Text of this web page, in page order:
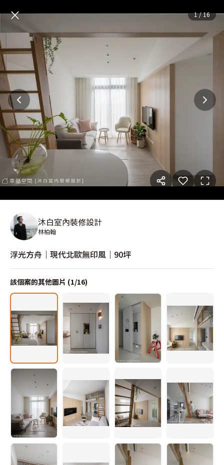
浮光方舟｜現代北歐無印風｜
× 1/16
沐白室內裝修設計
林柏翰
浮光方舟｜現代北歐無印風｜90坪
該個案的其他圖片 (1/16)